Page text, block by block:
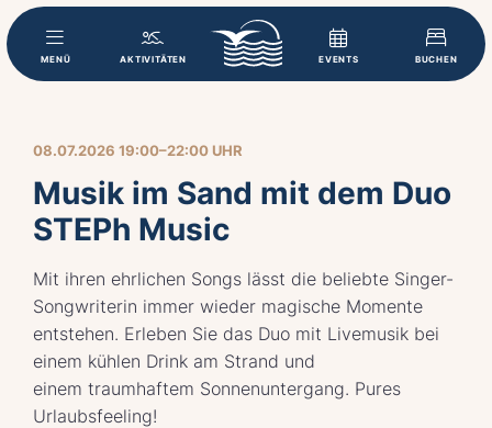
MENÜ AKTIVITÄTEN EVENTS BUCHEN
08.07.2026 19:00–22:00 UHR
Musik im Sand mit dem Duo
STEPh Music
Mit ihren ehrlichen Songs lässt die beliebte Singer-
Songwriterin immer wieder magische Momente
entstehen. Erleben Sie das Duo mit Livemusik bei
einem kühlen Drink am Strand und
einem traumhaftem Sonnenuntergang. Pures
Urlaubsfeeling!